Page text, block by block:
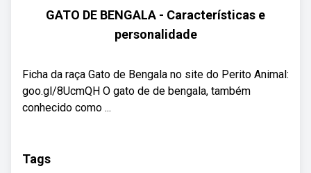
GATO DE BENGALA - Características e
personalidade
Ficha da raça Gato de Bengala no site do Perito Animal:
goo.gl/8UcmQH O gato de de bengala, também
conhecido como ...
Tags